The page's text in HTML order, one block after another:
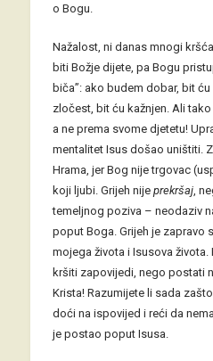
o Bogu.
Nažalost, ni danas mnogi
biti Božje dijete, pa Bogu
biča”: ako budem dobar, bit
zločest, bit ću kažnjen. Ali
a ne prema svome djetetu!
mentalitet Isus došao uništiti.
Hrama, jer Bog nije trgovac
koji ljubi. Grijeh nije prekršaj,
temeljnog poziva – neodaziv
poput Boga. Grijeh je zapravo
mojega života i Isusova života.
kršiti zapovijedi, nego postati
Krista! Razumijete li sada
doći na ispovijed i reći da
je postao poput Isusa.